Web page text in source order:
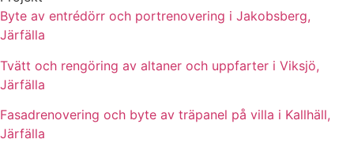
Byte av entrédörr och portrenovering i Jakobsberg,
Järfälla
Tvätt och rengöring av altaner och uppfarter i Viksjö,
Järfälla
Fasadrenovering och byte av träpanel på villa i Kallhäll,
Järfälla